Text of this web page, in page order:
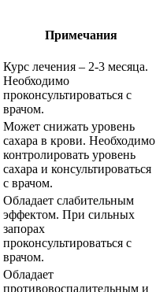
Примечания
Курс лечения – 2-3 месяца.
Необходимо
проконсультироваться с
врачом.
Может снижать уровень
сахара в крови. Необходимо
контролировать уровень
сахара и консультироваться
с врачом.
Обладает слабительным
эффектом. При сильных
запорах
проконсультироваться с
врачом.
Обладает
противовоспалительным и